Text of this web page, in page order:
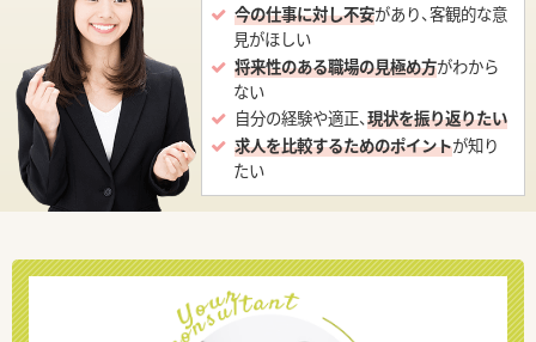
今の仕事に対し不安があり、客観的な意
見がほしい
将来性のある職場の見極め方がわから
ない
自分の経験や適正、現状を振り返りたい
求人を比較するためのポイントが知り
たい